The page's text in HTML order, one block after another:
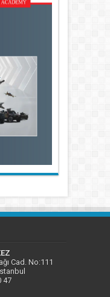
Cad. No:111
47